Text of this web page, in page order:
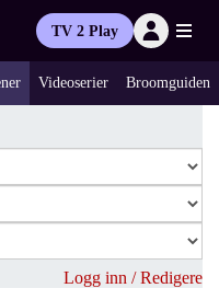
TV 2 Play
Videoserier Broomguiden
Logg inn / Redigere